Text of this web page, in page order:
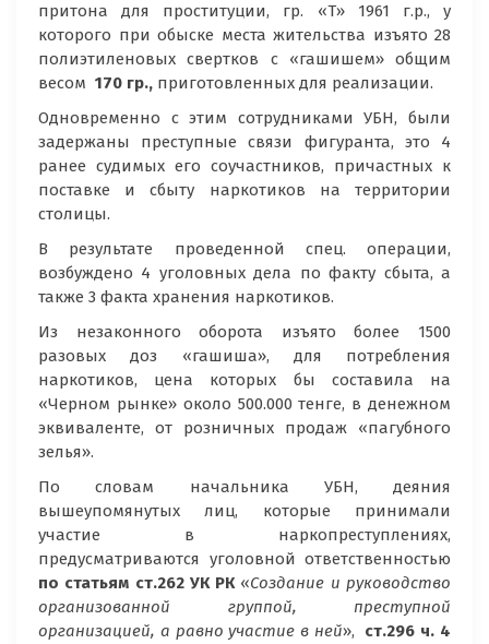
притона для проституции, гр. «Т» 1961 г.р., у
которого при обыске места жительства изъято 28
полиэтиленовых свертков с «гашишем» общим
весом 170 гр., приготовленных для реализации.
Одновременно с этим сотрудниками УБН, были
задержаны преступные связи фигуранта, это 4
ранее судимых его соучастников, причастных к
поставке и сбыту наркотиков на территории
столицы.
В результате проведенной спец. операции,
возбуждено 4 уголовных дела по факту сбыта, а
также 3 факта хранения наркотиков.
Из незаконного оборота изъято более 1500
разовых доз «гашиша», для потребления
наркотиков, цена которых бы составила на
«Черном рынке» около 500.000 тенге, в денежном
эквиваленте, от розничных продаж «пагубного
зелья».
По словам начальника УБН, деяния
вышеупомянутых лиц, которые принимали
участие в наркопреступлениях,
предусматриваются уголовной ответственностью
по статьям ст.262 УК РК«Создание и руководство
организованной группой, преступной
организацией, а равно участие в ней», ст.296 ч. 4